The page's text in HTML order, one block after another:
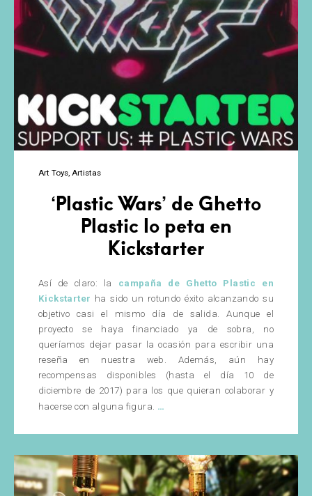
Art Toys Artistas
‘Plastic Wars’ de Ghetto
Plastic lo peta en
Kickstarter
Así de claro: la campaña de Ghetto Plastic en
Kickstarter ha sido un rotundo éxito alcanzando su
objetivo casi el mismo día de salida. Aunque el
proyecto se haya financiado ya de sobra, no
queríamos dejar pasar la ocasión para escribir una
reseña en nuestra web. Además, aún hay
recompensas disponibles (hasta el día 10 de
diciembre de 2017) para los que quieran colaborar y
hacerse con alguna figura. …
de
Ghetto
Plastic
lo